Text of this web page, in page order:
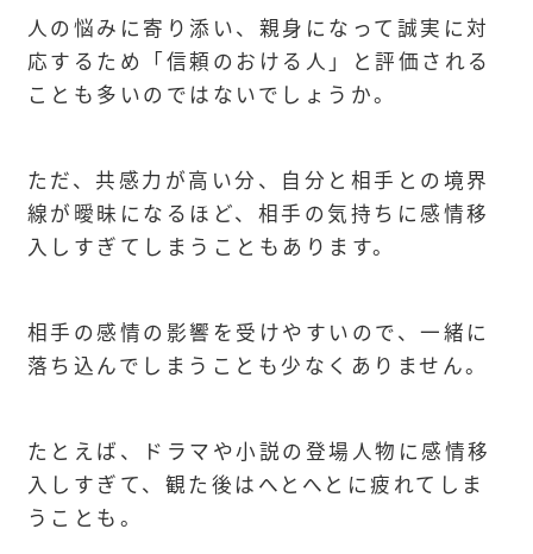
人の悩みに寄り添い、親身になって誠実に対
応するため「信頼のおける人」と評価される
ことも多いのではないでしょうか。
ただ、共感力が高い分、自分と相手との境界
線が曖昧になるほど、相手の気持ちに感情移
入しすぎてしまうこともあります。
相手の感情の影響を受けやすいので、一緒に
落ち込んでしまうことも少なくありません。
たとえば、ドラマや小説の登場人物に感情移
入しすぎて、観た後はへとへとに疲れてしま
うことも。